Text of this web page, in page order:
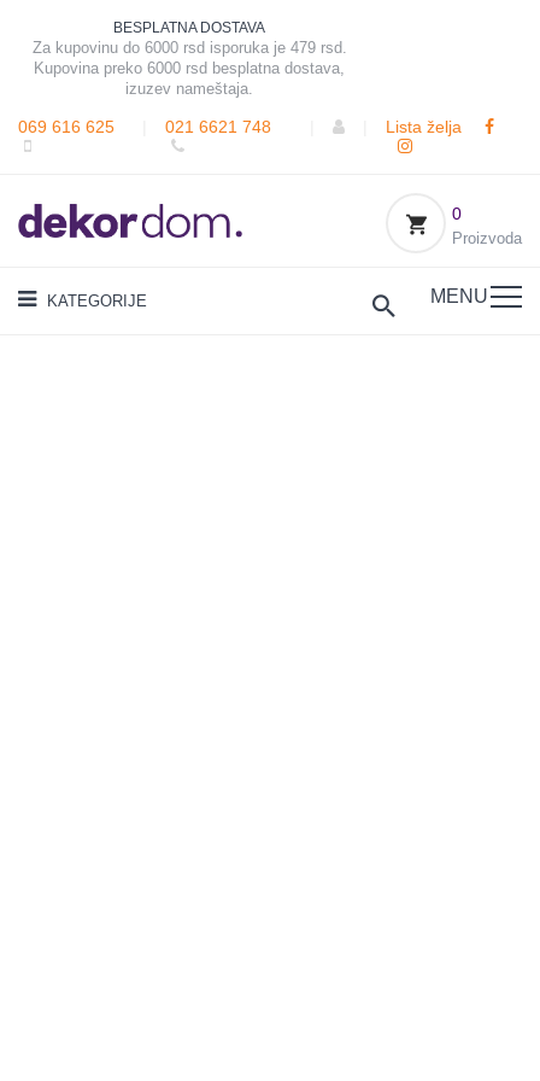
BESPLATNA DOSTAVA
Za kupovinu do 6000 rsd isporuka je 479 rsd.
Kupovina preko 6000 rsd besplatna dostava,
izuzev nameštaja.
069 616 625 021 6621 748 Lista želja
0
Proizvoda
KATEGORIJE MENU